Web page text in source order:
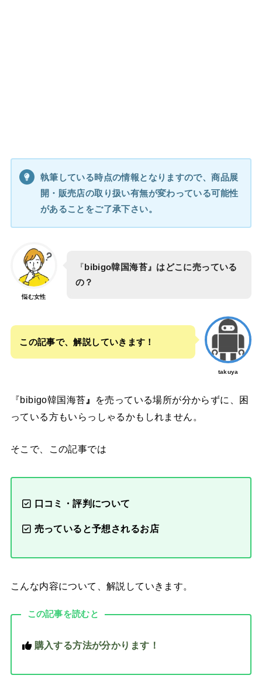
執筆している時点の情報となりますので、商品展
開・販売店の取り扱い有無が変わっている可能性
があることをご了承下さい。
悩む女性
『 bibigo韓国海苔』はどこに売っている
の？
takuya
この記事で、解説していきます！
『bibigo韓国海苔 』
を売っている場所が分からずに、困
っている方もいらっしゃるかもしれません。
そこで、この記事では
口コミ・評判について
売っていると予想されるお店
こんな内容について、解説していきます。
この記事を読むと
購入する方法が分かります！